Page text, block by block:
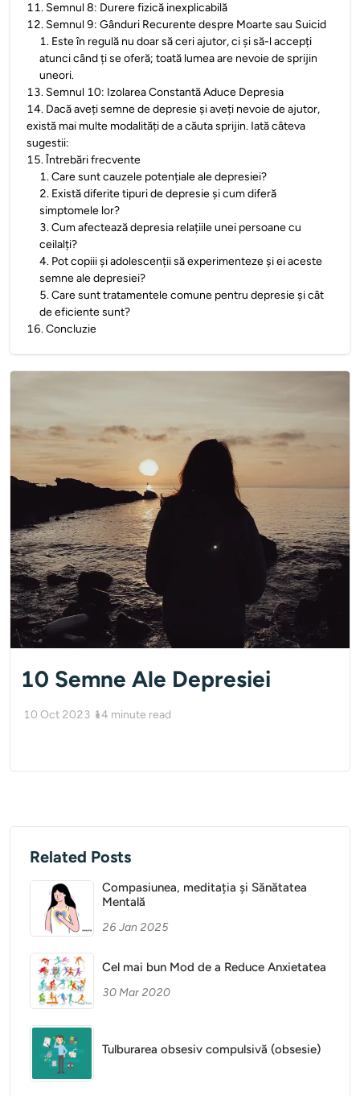
11. Semnul 8: Durere fizică inexplicabilă
12. Semnul 9: Gânduri Recurente despre Moarte sau Suicid
1. Este în regulă nu doar să ceri ajutor, ci și să-l accepți
atunci când ți se oferă; toată lumea are nevoie de sprijin
uneori.
13. Semnul 10: Izolarea Constantă Aduce Depresia
14. Dacă aveți semne de depresie și aveți nevoie de ajutor,
există mai multe modalități de a căuta sprijin. Iată câteva
sugestii:
15.Întrebări frecvente
1.Care sunt cauzele potențiale ale depresiei?
2. Există diferite tipuri de depresie și cum diferă
simptomele lor?
3.Cum afectează depresia relațiile unei persoane cu
ceilalți?
4. Pot copiii și adolescenții să experimenteze și ei aceste
semne ale depresiei?
5.Care sunt tratamentele comune pentru depresie și cât
de eficiente sunt?
16.Concluzie
10 Semne Ale Depresiei
10 Oct 2023 14 minute read
Related Posts
Compasiunea, meditația și Sănătatea
Mentală
26 Jan 2025
Cel mai bun Mod de a Reduce Anxietatea
30 Mar 2020
Tulburarea obsesiv compulsivă (obsesie)